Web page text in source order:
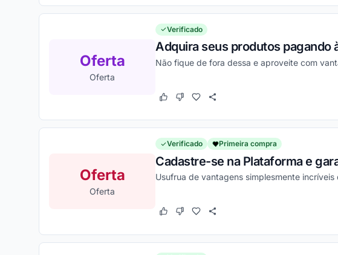
Oferta
Oferta
Verificado
Adquira seus produtos pagando
Não fique de fora dessa e aproveite com
Este cupom funcionou
Este cupom não funcionou
Oferta
Oferta
Verificado Primeira compra
Cadastre-se na Plataforma e
Usufrua de vantagens simplesmente
Este cupom funcionou
Este cupom não funcionou